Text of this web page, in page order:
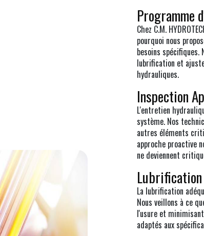
Programme
Chez C.M.
pourquoi nous
besoins
lubrification et
hydrauliques.
Inspection
L'entretien
système. Nos
autres éléments
approche proactive
ne deviennent
Lubrification
La lubrification
Nous veillons à ce
l'usure et
adaptés aux